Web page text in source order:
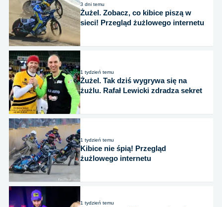
3 dni temu
Żużel. Zobacz, co kibice piszą w
sieci! Przegląd żużlowego internetu
1 tydzień temu
Żużel. Tak dziś wygrywa się na
żużlu. Rafał Lewicki zdradza sekret
1 tydzień temu
Kibice nie śpią! Przegląd
żużlowego internetu
1 tydzień temu